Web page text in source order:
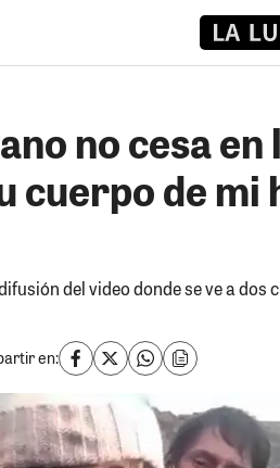
no cesa
cuerpo de mi
del video donde se ve a
en: